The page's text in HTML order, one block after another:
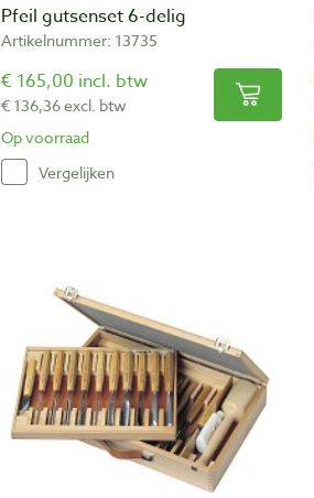
Pfeil gutsenset 6-delig
Artikelnummer: 13735
€ 165,00 incl. btw
€ 136,36 excl. btw
Op voorraad
Vergelijken